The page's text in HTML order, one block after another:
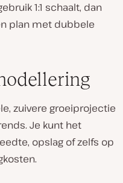
1:1 schaalt, dan
plan met dubbele
zuivere groeiprojectie
Je kunt het
opslag of zelfs op